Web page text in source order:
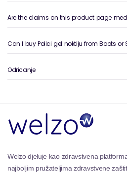
kemikalija, što ih čini
cjelokupno zdravlje. Svojom
performansama, ovi su gel
profesionalni završetak koji
Are the claims on this product page
Can I buy Polici gel noktiju from Boots or
Odricanje
Welzo djeluje kao zdravstvena
najboljim pružateljima zdravstvene